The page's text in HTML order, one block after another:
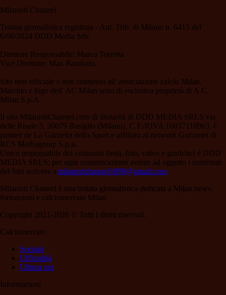
Milanisti Channel
Testata giornalistica registrata - Aut. Trib. di Milano n. 6415 del
6/06/2024 DDD Media Srls
Direttore Responsabile: Marco Torretta
Vice Direttore: Max Bambara.
Sito non ufficiale e non connesso all' associazione calcio Milan.
Marchio e logo dell' AC Milan sono di esclusiva proprietà di A.C.
Milan S.p.A.
Il sito MilanistiChannel.com di titolarità di DDD MEDIA SRLS via
delle Risaie 3, 20079 Basiglio (Milano), C.F./P.IVA 10837110963, è
partner de La Gazzetta dello Sport e affiliato al network Gazzanet di
RCS Mediagroup S.p.a..
Unico responsabile dei contenuti (testi, foto, video e grafiche) è DDD
MEDIA SRLS; per ogni comunicazione avente ad oggetto i contenuti
del Sito scrivere a milanistichannel1899@gmail.com
Milanisti Channel è una testata giornalistica dedicata a Milan news,
formazioni e calciomercato Milan
Copyright 2021-2026 © Tutti i diritti riservati.
Calciomercato
Scenari
Ufficialità
Ultima ora
Informazioni